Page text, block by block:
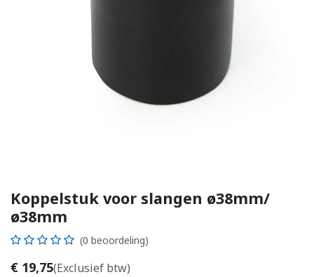
Koppelstuk voor slangen ø38mm/
ø38mm
(0 beoordeling)
€ 19,75(Exclusief btw)